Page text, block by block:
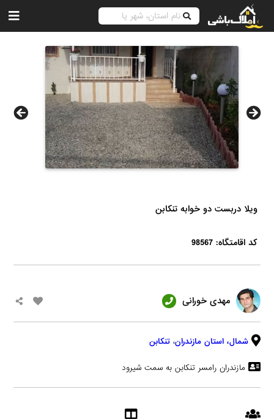
ویلا دربست دو خوابه تنکابن
کد اقامتگاه: 98567
مهدی خورانی
شمال، استان مازندران، تنکابن
مازندران رامسر تنکابن به سمت شیرود